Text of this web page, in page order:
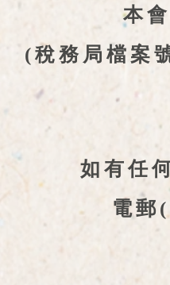
本
(稅務局檔案
如有任
電郵(